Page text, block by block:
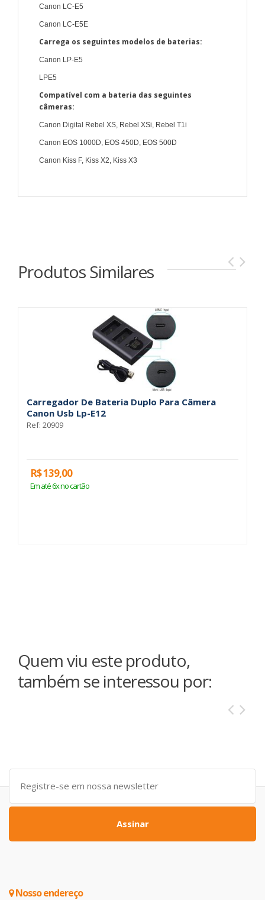
Canon LC-E5
Canon LC-E5E
Carrega os seguintes modelos de baterias:
Canon LP-E5
LPE5
Compatível com a bateria das seguintes
câmeras:
Canon Digital Rebel XS, Rebel XSi, Rebel T1i
Canon EOS 1000D, EOS 450D, EOS 500D
Canon Kiss F, Kiss X2, Kiss X3
Produtos Similares
Carregador De Bateria Duplo Para Câmera
Canon Usb Lp-E12
Ref: 20909
R$ 139,00
Em até 6x no cartão
Quem viu este produto,
também se interessou por:
Assinar
Nosso endereço